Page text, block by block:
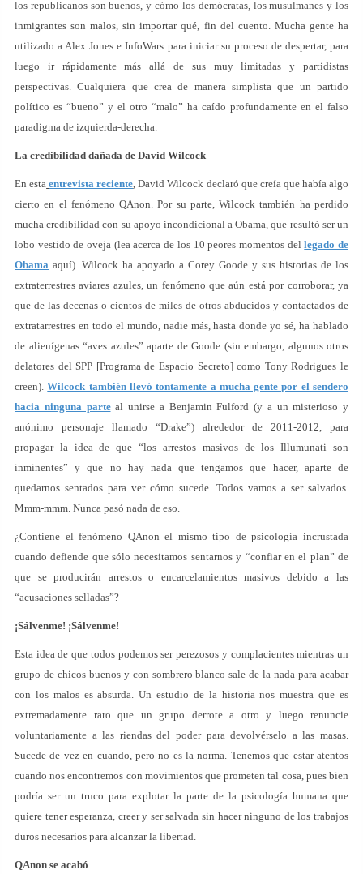
los republicanos son buenos, y cómo los demócratas, los musulmanes y los
inmigrantes son malos, sin importar qué, fin del cuento. Mucha gente ha
utilizado a Alex Jones e InfoWars para iniciar su proceso de despertar, para
luego ir rápidamente más allá de sus muy limitadas y partidistas
perspectivas. Cualquiera que crea de manera simplista que un partido
político es “bueno” y el otro “malo” ha caído profundamente en el falso
paradigma de izquierda-derecha.
La credibilidad dañada de David Wilcock
En esta entrevista reciente, David Wilcock declaró que creía que había algo
cierto en el fenómeno QAnon. Por su parte, Wilcock también ha perdido
mucha credibilidad con su apoyo incondicional a Obama, que resultó ser un
lobo vestido de oveja (lea acerca de los 10 peores momentos dellegado de
Obama aquí). Wilcock ha apoyado a Corey Goode y sus historias de los
extraterrestres aviares azules, un fenómeno que aún está por corroborar, ya
que de las decenas o cientos de miles de otros abducidos y contactados de
extratarrestres en todo el mundo, nadie más, hasta donde yo sé, ha hablado
de alienígenas “aves azules” aparte de Goode (sin embargo, algunos otros
delatores del SPP [Programa de Espacio Secreto] como Tony Rodrigues le
creen).Wilcock también llevó tontamente a mucha gente por el sendero
hacia ninguna parteal unirse a Benjamin Fulford (y a un misterioso y
anónimo personaje llamado “Drake”) alrededor de 2011-2012, para
propagar la idea de que “los arrestos masivos de los Illumunati son
inminentes” y que no hay nada que tengamos que hacer, aparte de
quedarnos sentados para ver cómo sucede. Todos vamos a ser salvados.
Mmm-mmm. Nunca pasó nada de eso.
¿Contiene el fenómeno QAnon el mismo tipo de psicología incrustada
cuando defiende que sólo necesitamos sentarnos y “confiar en el plan” de
que se producirán arrestos o encarcelamientos masivos debido a las
“acusaciones selladas”?
¡Sálvenme! ¡Sálvenme!
Esta idea de que todos podemos ser perezosos y complacientes mientras un
grupo de chicos buenos y con sombrero blanco sale de la nada para acabar
con los malos es absurda. Un estudio de la historia nos muestra que es
extremadamente raro que un grupo derrote a otro y luego renuncie
voluntariamente a las riendas del poder para devolvérselo a las masas.
Sucede de vez en cuando, pero no es la norma. Tenemos que estar atentos
cuando nos encontremos con movimientos que prometen tal cosa, pues bien
podría ser un truco para explotar la parte de la psicología humana que
quiere tener esperanza, creer y ser salvada sin hacer ninguno de los trabajos
duros necesarios para alcanzar la libertad.
QAnon se acabó